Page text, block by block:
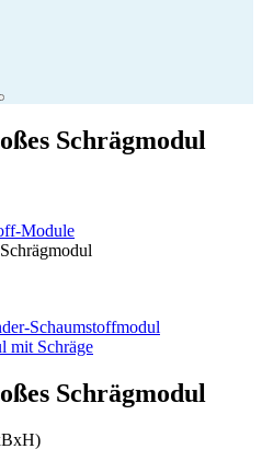
Schrägmodul
Module
Schaumstoffmodul
mit Schräge
Schrägmodul